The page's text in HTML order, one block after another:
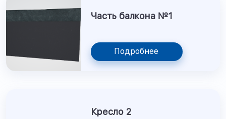
Часть балкона №1
Подробнее
Кресло 2